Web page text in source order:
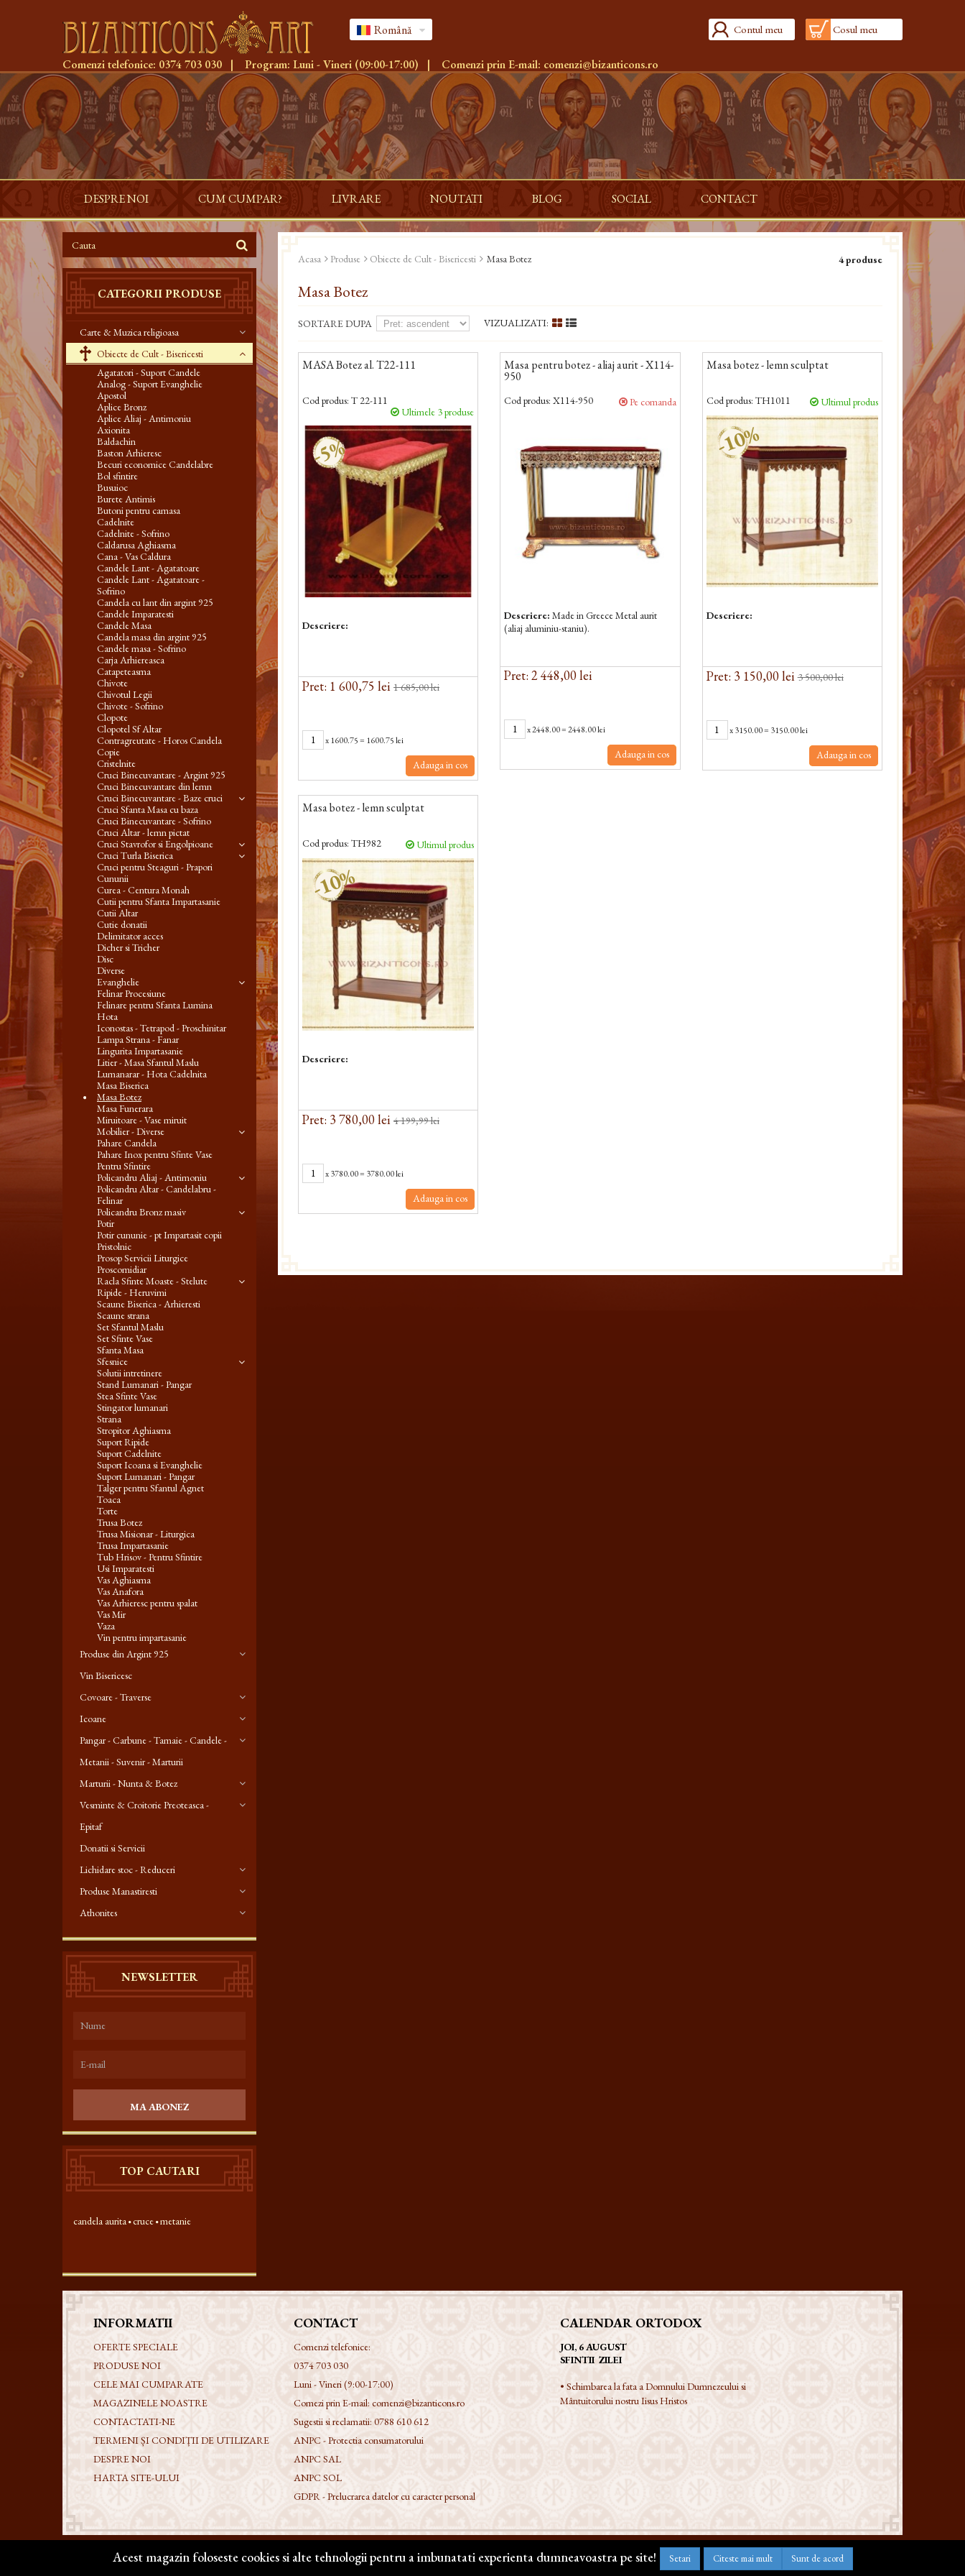
Română Contul meu Cosul meu
Comenzi telefonice: 0374 703 030 | Program: Luni - Vineri (09:00-17:00) | Comenzi prin E-mail: comenzi@bizanticons.ro
DESPRE NOI CUM CUMPAR? LIVRARE NOUTATI BLOG SOCIAL CONTACT
CATEGORII PRODUSE
Carte & Muzica religioasa
Obiecte de Cult - Bisericesti
Agatatori - Suport Candele
Analog - Suport Evanghelie
Apostol
Aplice Bronz
Aplice Aliaj - Antimoniu
Axionita
Baldachin
Baston Arhieresc
Becuri economice Candelabre
Bol sfintire
Busuioc
Burete Antimis
Butoni pentru camasa
Cadelnite
Cadelnite - Sofrino
Caldarusa Aghiasma
Cana - Vas Caldura
Candele Lant - Agatatoare
Candele Lant - Agatatoare -
Sofrino
Candela cu lant din argint 925
Candele Imparatesti
Candele Masa
Candela masa din argint 925
Candele masa - Sofrino
Carja Arhiereasca
Catapeteasma
Chivote
Chivotul Legii
Chivote - Sofrino
Clopote
Clopotel Sf Altar
Contragreutate - Horos Candela
Copie
Cristelnite
Cruci Binecuvantare - Argint 925
Cruci Binecuvantare din lemn
Cruci Binecuvantare - Baze cruci
Cruci Sfanta Masa cu baza
Cruci Binecuvantare - Sofrino
Cruci Altar - lemn pictat
Cruci Stavrofor si Engolpioane
Cruci Turla Biserica
Cruci pentru Steaguri - Prapori
Cununii
Curea - Centura Monah
Cutii pentru Sfanta Impartasanie
Cutii Altar
Cutie donatii
Delimitator acces
Dicher si Tricher
Disc
Diverse
Evanghelie
Felinar Procesiune
Felinare pentru Sfanta Lumina
Hota
Iconostas - Tetrapod - Proschinitar
Lampa Strana - Fanar
Lingurita Impartasanie
Litier - Masa Sfantul Maslu
Lumanarar - Hota Cadelnita
Masa Biserica
Masa Botez
Masa Funerara
Miruitoare - Vase miruit
Mobilier - Diverse
Pahare Candela
Pahare Inox pentru Sfinte Vase
Pentru Sfintire
Policandru Aliaj - Antimoniu
Policandru Altar - Candelabru -
Felinar
Policandru Bronz masiv
Potir
Potir cununie - pt Impartasit copii
Pristolnic
Prosop Servicii Liturgice
Proscomidiar
Racla Sfinte Moaste - Stelute
Ripide - Heruvimi
Scaune Biserica - Arhieresti
Scaune strana
Set Sfantul Maslu
Set Sfinte Vase
Sfanta Masa
Sfesnice
Solutii intretinere
Stand Lumanari - Pangar
Stea Sfinte Vase
Stingator lumanari
Strana
Stropitor Aghiasma
Suport Ripide
Suport Cadelnite
Suport Icoana si Evanghelie
Suport Lumanari - Pangar
Talger pentru Sfantul Agnet
Toaca
Torte
Trusa Botez
Trusa Misionar - Liturgica
Trusa Impartasanie
Tub Hrisov - Pentru Sfintire
Usi Imparatesti
Vas Aghiasma
Vas Anafora
Vas Arhieresc pentru spalat
Vas Mir
Vaza
Vin pentru impartasanie
Produse din Argint 925
Vin Bisericesc
Covoare - Traverse
Icoane
Pangar - Carbune - Tamaie - Candele -
Metanii - Suvenir - Marturii
Marturii - Nunta & Botez
Vesminte & Croitorie Preoteasca -
Epitaf
Donatii si Servicii
Lichidare stoc - Reduceri
Produse Manastiresti
Athonites
NEWSLETTER
MA ABONEZ
TOP CAUTARI
candela aurita cruce metanie
Acasa Produse Obiecte de Cult - Bisericesti Masa Botez 4 produse
Masa Botez
SORTARE DUPA VIZUALIZATI:
MASA Botez al. T22-111
Cod produs: T 22-111
Ultimele 3 produse
-5%
Descriere:
Pret: 1 600,75 lei 1 685,00 lei
x1600.75= 1600.75 lei
Adauga in cos
Masa pentru botez - aliaj aurit - X114-
950
Cod produs: X114-950 Pe comanda
Descriere:Made in Greece Metal aurit
(aliaj aluminiu-staniu).
Pret: 2 448,00 lei
x2448.00=2448.00 lei
Adauga in cos
Masa botez - lemn sculptat
Cod produs: TH1011 Ultimul produs
-10%
Descriere:
Pret: 3 150,00 lei 3 500,00 lei
x3150.00= 3150.00 lei
Adauga in cos
Masa botez - lemn sculptat
Cod produs: TH982 Ultimul produs
-10%
Descriere:
Pret: 3 780,00 lei 4 199,99 lei
x3780.00= 3780.00 lei
Adauga in cos
INFORMATII
OFERTE SPECIALE
PRODUSE NOI
CELE MAI CUMPARATE
MAGAZINELE NOASTRE
CONTACTATI-NE
TERMENI ȘI CONDIȚII DE UTILIZARE
DESPRE NOI
HARTA SITE-ULUI
CONTACT
Comenzi telefonice:
0374 703 030
Luni - Vineri (9:00-17:00)
Comezi prin E-mail: comenzi@bizanticons.ro
Sugestii si reclamatii: 0788 610 612
ANPC - Protectia consumatorului
ANPC SAL
ANPC SOL
GDPR - Prelucrarea datelor cu caracter personal
CALENDAR ORTODOX
JOI, 6 AUGUST
SFINTII ZILEI
• Schimbarea la fata a Domnului Dumnezeului si
Mântuitorului nostru Iisus Hristos
Copyright @ 2026 | BIZANTICONS. Toate drepturile rezervate
Acest magazin foloseste cookies si alte tehnologii pentru a imbunatati experienta dumneavoastra pe site! Setari Citeste mai mult Sunt de acord